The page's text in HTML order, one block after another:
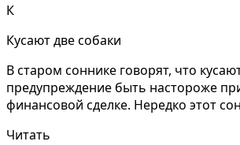
К
Кусают две собаки
В старом соннике говорят, что
предупреждение быть настороже
финансовой сделке. Нередко этот
Читать